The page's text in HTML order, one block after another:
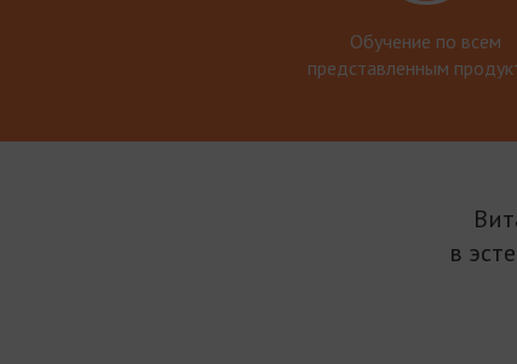
Обучение по всем
представленным
в